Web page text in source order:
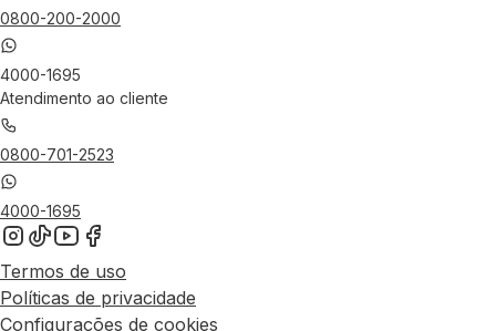
0800-200-2000
4000-1695
Atendimento ao cliente
0800-701-2523
4000-1695
Termos de uso
Políticas de privacidade
Configurações de cookies